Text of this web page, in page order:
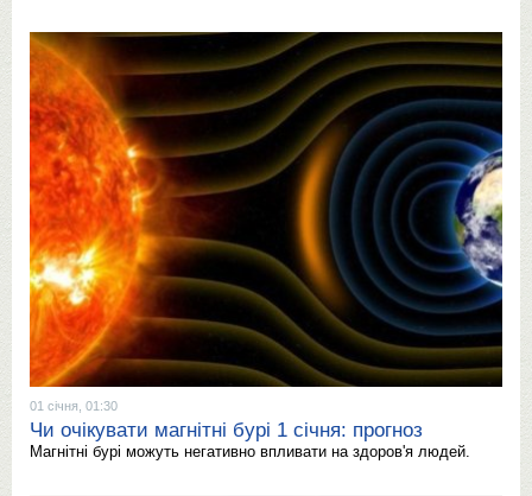
01 січня, 01:30
Чи очікувати магнітні бурі 1 січня: прогноз
Магнітні бурі можуть негативно впливати на здоров'я людей.